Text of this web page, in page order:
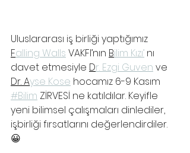
Uluslararası iş birliği yaptığımız
Falling Walls VAKFI’nın Bilim Kızı’ nı
davet etmesiyle Dr. Ezgi Guven ve
Dr. Ayse Kose hocamız 6-9 Kasım
#Bilim ZİRVESİ ne katıldılar. Keyifle
yeni bilimsel çalışmaları dinlediler,
işbirliği fırsatlarını değerlendirdiler.
😀